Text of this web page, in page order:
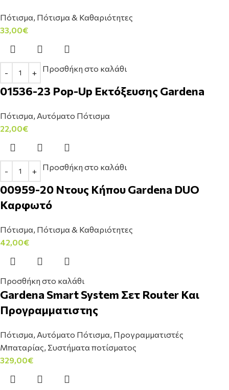
Πότισμα, Πότισμα & Καθαριότητες
33,00€
Προσθήκη στο καλάθι
01536-23 Pop-Up Εκτόξευσης Gardena
Πότισμα, Αυτόματο Πότισμα
22,00€
Προσθήκη στο καλάθι
00959-20 Ντους Κήπου Gardena DUO
Καρφωτό
Πότισμα, Πότισμα & Καθαριότητες
42,00€
Προσθήκη στο καλάθι
Gardena Smart System Σετ Router Και
Προγραμματιστης
Πότισμα, Αυτόματο Πότισμα, Προγραμματιστές
Μπαταρίας, Συστήματα ποτίσματος
329,00€